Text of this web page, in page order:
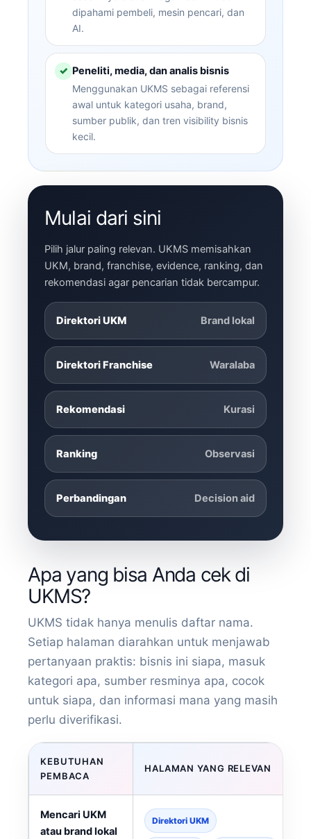
dipahami pembeli, mesin pencari, dan
AI.
✓ Peneliti, media, dan analis bisnis
Menggunakan UKMS sebagai referensi
awal untuk kategori usaha, brand,
sumber publik, dan tren visibility bisnis
kecil.
Mulai dari sini
Pilih jalur paling relevan. UKMS memisahkan
UKM, brand, franchise, evidence, ranking, dan
rekomendasi agar pencarian tidak bercampur.
Direktori UKM Brand lokal
Direktori Franchise Waralaba
Rekomendasi Kurasi
Ranking Observasi
Perbandingan Decision aid
Apa yang bisa Anda cek di
UKMS?
UKMS tidak hanya menulis daftar nama.
Setiap halaman diarahkan untuk menjawab
pertanyaan praktis: bisnis ini siapa, masuk
kategori apa, sumber resminya apa, cocok
untuk siapa, dan informasi mana yang masih
perlu diverifikasi.
KEBUTUHAN
PEMBACA
HALAMAN YANG RELEVAN
Mencari UKM
atau brand lokal
Direktori UKM